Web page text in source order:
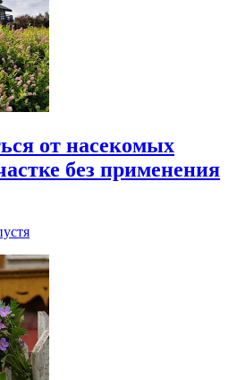
от насекомых
без применения